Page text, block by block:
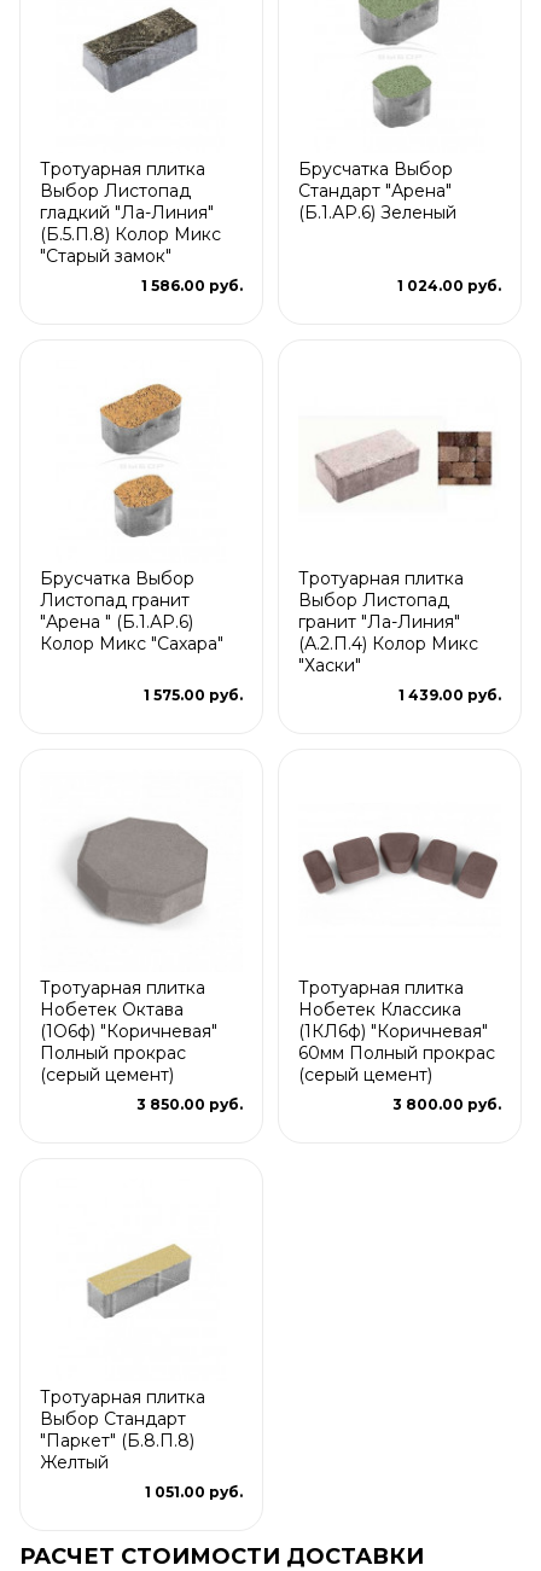
Тротуарная плитка
Выбор Листопад
гладкий "Ла-Линия"
(Б.5.П.8) Колор Микс
"Старый замок"
1 586.00 руб.
Брусчатка Выбор
Стандарт "Арена"
(Б.1.АР.6) Зеленый
1 024.00 руб.
Брусчатка Выбор
Листопад гранит
"Арена " (Б.1.АР.6)
Колор Микс "Сахара"
1 575.00 руб.
Тротуарная плитка
Выбор Листопад
гранит "Ла-Линия"
(А.2.П.4) Колор Микс
"Хаски"
1 439.00 руб.
Тротуарная плитка
Нобетек Октава
(1О6ф) "Коричневая"
Полный прокрас
(серый цемент)
3 850.00 руб.
Тротуарная плитка
Нобетек Классика
(1КЛ6ф) "Коричневая"
60мм Полный прокрас
(серый цемент)
3 800.00 руб.
Тротуарная плитка
Выбор Стандарт
"Паркет" (Б.8.П.8)
Желтый
1 051.00 руб.
РАСЧЕТ СТОИМОСТИ ДОСТАВКИ